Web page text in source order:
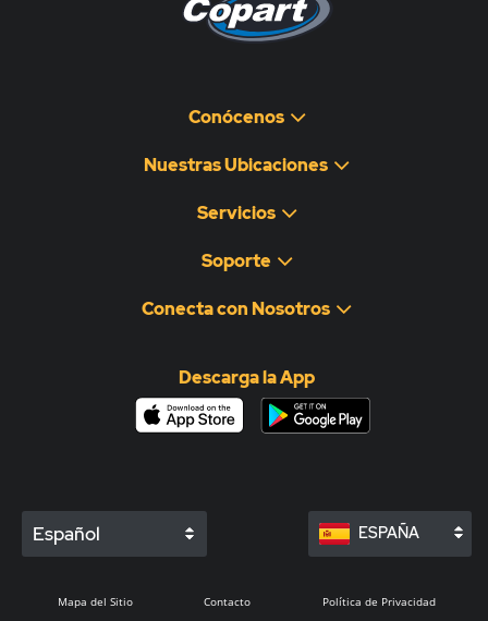
Conócenos
Nuestras Ubicaciones
Servicios
Soporte
Conecta con Nosotros
Descarga la App
Español ESPAÑA
Mapa del Sitio Contacto Política de Privacidad